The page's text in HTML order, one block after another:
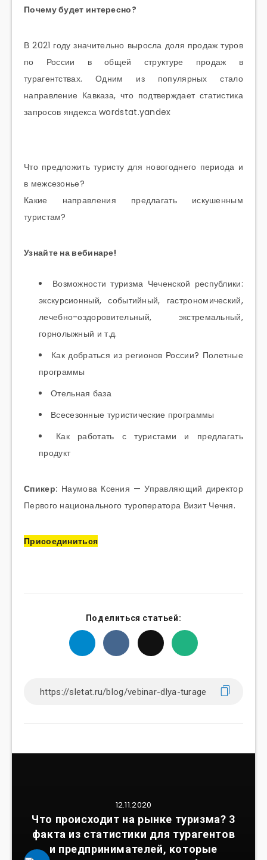
Почему будет интересно?
В 2021 году значительно выросла доля продаж туров
по России в общей структуре продаж в
турагентствах. Одним из популярных стало
направление Кавказа, что подтверждает статистика
запросов яндекса wordstat.yandex
Что предложить туристу для новогоднего периода и
в межсезонье?
Какие направления предлагать искушенным
туристам?
Узнайте на вебинаре!
Возможности туризма Чеченской республики:
экскурсионный, событийный, гастрономический,
лечебно-оздоровительный, экстремальный,
горнолыжный и т.д.
Как добраться из регионов России? Полетные
программы
Отельная база
Всесезонные туристические программы
Как работать с туристами и предлагать
продукт
Спикер: Наумова Ксения — Управляющий директор
Первого национального туроператора Визит Чечня.
Присоединиться
Поделиться статьей:
12.11.2020
Что происходит на рынке туризма? 3
факта из статистики для турагентов
и предпринимателей, которые